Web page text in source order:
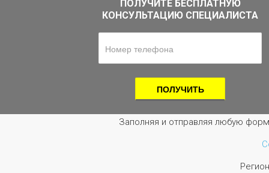
ПОЛУЧИТЕ БЕСПЛАТНУЮ
КОНСУЛЬТАЦИЮ СПЕЦИАЛИСТА
Заполняя и отправляя любую